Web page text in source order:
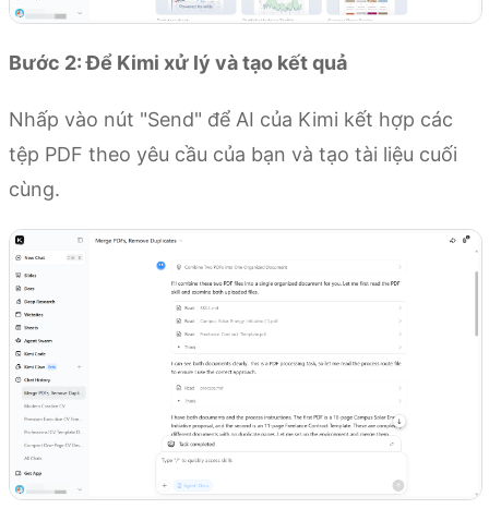
Bước 2: Để Kimi xử lý và tạo kết quả
Nhấp vào nút "Send" để AI của Kimi kết hợp các
tệp PDF theo yêu cầu của bạn và tạo tài liệu cuối
cùng.